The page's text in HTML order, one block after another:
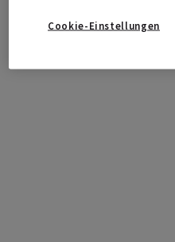
Cookie-Einstellungen